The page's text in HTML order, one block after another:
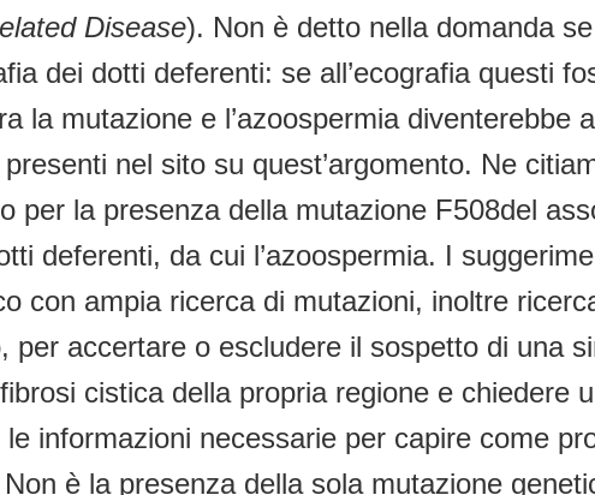
Disease). Non è detto nella domanda
dei dotti deferenti: se all’ecografia questi
la mutazione e l’azoospermia diventerebbe
nel sito su quest’argomento. Ne
per la presenza della mutazione F508del
deferenti, da cui l’azoospermia. I
con ampia ricerca di mutazioni, inoltre
per accertare o escludere il sospetto di una
cistica della propria regione e chiedere
informazioni necessarie per capire come
è la presenza della sola mutazione